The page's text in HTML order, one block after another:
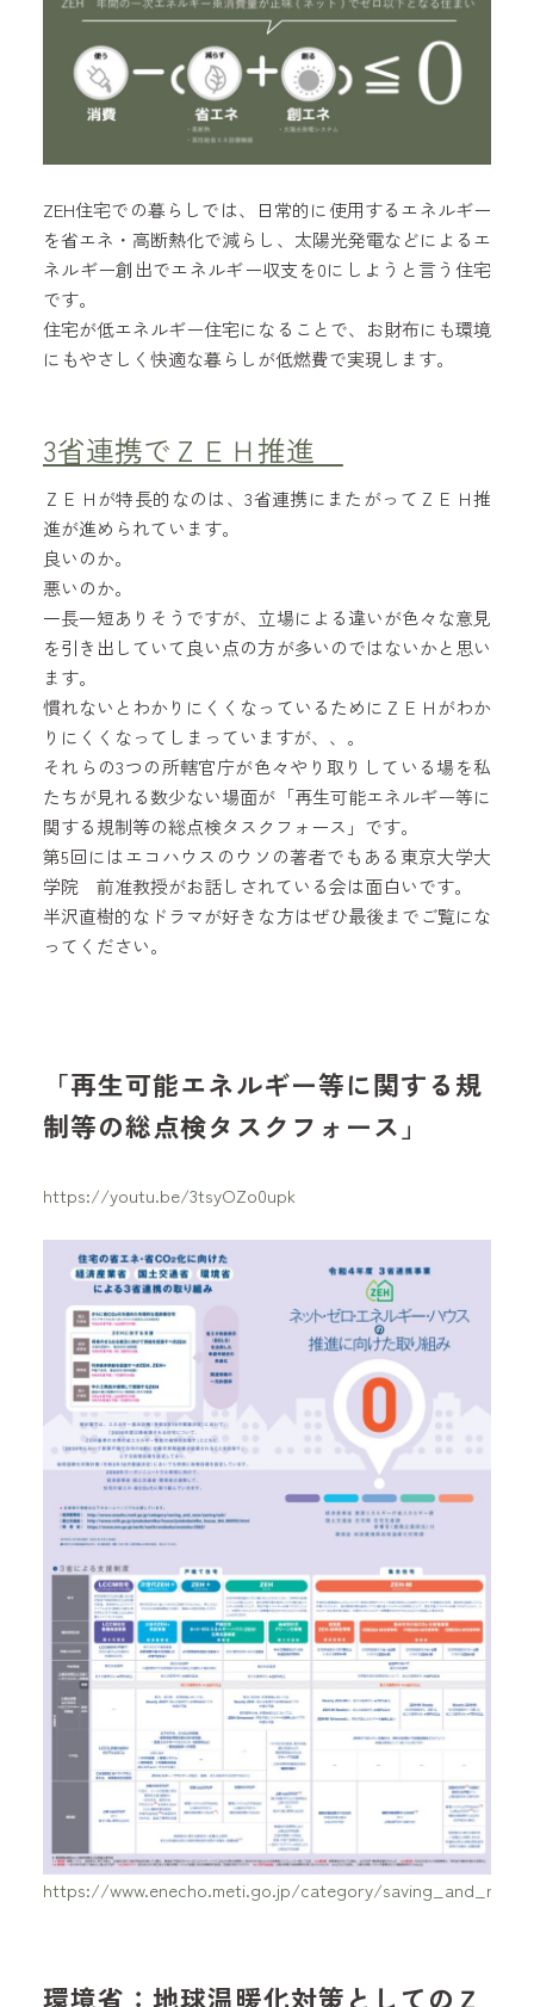
ZEH住宅での暮らしでは、日常的に使用するエネルギー
を省エネ・高断熱化で減らし、太陽光発電などによるエ
ネルギー創出でエネルギー収支を0にしようと言う住宅
です。
住宅が低エネルギー住宅になることで、お財布にも環境
にもやさしく快適な暮らしが低燃費で実現します。
3省連携でＺＥＨ推進
ＺＥＨが特長的なのは、3省連携にまたがってＺＥＨ推
進が進められています。
良いのか。
悪いのか。
一長一短ありそうですが、立場による違いが色々な意見
を引き出していて良い点の方が多いのではないかと思い
ます。
慣れないとわかりにくくなっているためにＺＥＨがわか
りにくくなってしまっていますが、、。
それらの3つの所轄官庁が色々やり取りしている場を私
たちが見れる数少ない場面が「再生可能エネルギー等に
関する規制等の総点検タスクフォース」です。
第5回にはエコハウスのウソの著者でもある東京大学大
学院 前准教授がお話しされている会は面白いです。
半沢直樹的なドラマが好きな方はぜひ最後までご覧にな
ってください。
「再生可能エネルギー等に関する規
制等の総点検タスクフォース」
https://youtu.be/3tsyOZo0upk
https://www.enecho.meti.go.jp/category/
環境省：地球温暖化対策としてのＺ